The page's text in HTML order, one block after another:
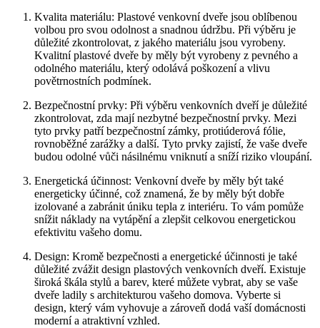
Kvalita materiálu: Plastové venkovní dveře jsou oblíbenou
volbou pro svou odolnost a snadnou údržbu. Při výběru je
důležité zkontrolovat, z jakého materiálu jsou vyrobeny.
Kvalitní plastové dveře by měly být vyrobeny z pevného a
odolného materiálu, který odolává poškození a vlivu
povětrnostních podmínek.
Bezpečnostní prvky: Při výběru venkovních dveří je důležité
zkontrolovat, zda mají nezbytné bezpečnostní prvky. Mezi
tyto prvky patří bezpečnostní zámky, protiúderová fólie,
rovnoběžné zarážky a další. Tyto prvky zajistí, že vaše dveře
budou odolné vůči násilnému vniknutí a sníží riziko vloupání.
Energetická účinnost: Venkovní dveře by měly být také
energeticky účinné, což znamená, že by měly být dobře
izolované a zabránit úniku tepla z interiéru. To vám pomůže
snížit náklady na vytápění a zlepšit celkovou energetickou
efektivitu vašeho domu.
Design: Kromě bezpečnosti a energetické účinnosti je také
důležité zvážit design plastových venkovních dveří. Existuje
široká škála stylů a barev, které můžete vybrat, aby se vaše
dveře ladily s architekturou vašeho domova. Vyberte si
design, který vám vyhovuje a zároveň dodá vaší domácnosti
moderní a atraktivní vzhled.